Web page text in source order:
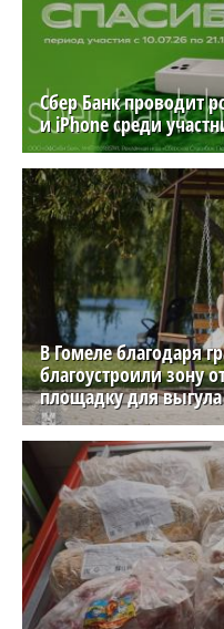
Сбер Банк проводит
и iPhone среди
В Гомеле благодаря
благоустроили зону
площадку для